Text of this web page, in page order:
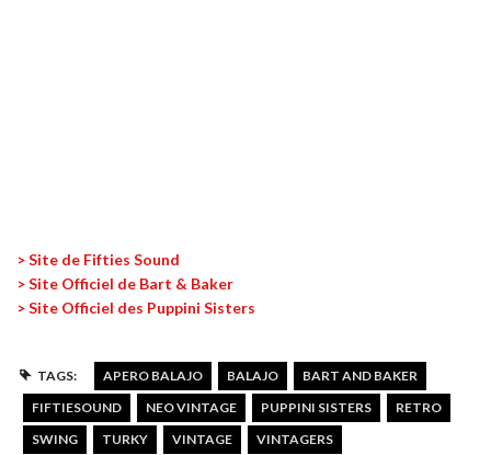
> Site de Fifties Sound
> Site Officiel de Bart & Baker
> Site Officiel des Puppini Sisters
TAGS: APERO BALAJO BALAJO
BART AND BAKER
FIFTIESOUND
NEO VINTAGE PUPPINI SISTERS
RETRO
SWING
TURKY VINTAGE VINTAGERS